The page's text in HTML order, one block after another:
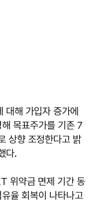
해 가입자 증가에
목표주가를 기존 7
상향 조정한다고 밝
다.
위약금 면제 기간 동
율 회복이 나타나고